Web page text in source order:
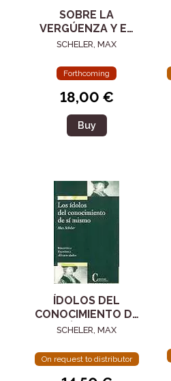
SOBRE LA
VERGÚENZA Y EL
PUDOR
SCHELER, MAX
Forthcoming
18,00 €
Buy
ÍDOLOS DEL
CONOCIMIENTO DE
SÍ MISMO
SCHELER, MAX
On request to distributor